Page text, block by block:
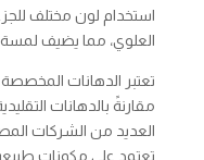
استخدام لون مختلف
العلوي، مما يضيف لمسة
تعتبر الدهانات المخصصة
مقارنةً بالدهانات
العديد من الشركات
تعتمد على مكونات